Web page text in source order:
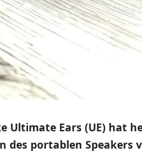
Ultimate Ears (UE) hat
des portablen Speakers